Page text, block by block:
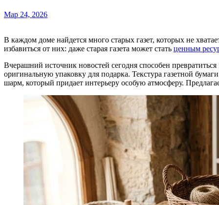
Мар 24, 2026
В каждом доме найдется много старых газет, которых не хватает времени сдать в макулатуру. Но не торопитесь
избавиться от них: даже старая газета может стать ценным
Вчерашний источник новостей сегодня способен
оригинальную упаковку для подарка. Текстура газетной
шарм, который придает интерьеру особую атмосферу.